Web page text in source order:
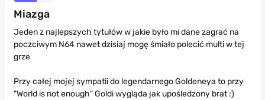
Miazga
Jeden z najlepszych tytułów w jakie było mi dane zagrać na
poczciwym N64 nawet dzisiaj mogę śmiało polecić multi w tej
grze
Przy całej mojej sympatii do legendarnego Goldeneya to przy
"World is not enough" Goldi wygląda jak upośledzony brat :)